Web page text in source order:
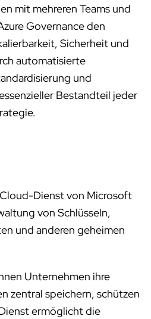
mit mehreren Teams und
Governance den
Sicherheit und
automatisierte
und
Bestandteil jeder
Dienst von Microsoft
von Schlüsseln,
und anderen geheimen
Unternehmen ihre
zentral speichern, schützen
ermöglicht die